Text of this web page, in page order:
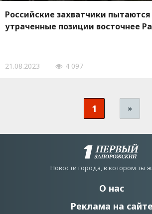
Российские захватчики пытаются
утраченные позиции восточнее
21.08.2023 4 097
1 »
Новости города, в котором ты
О нас
Реклама на сайте